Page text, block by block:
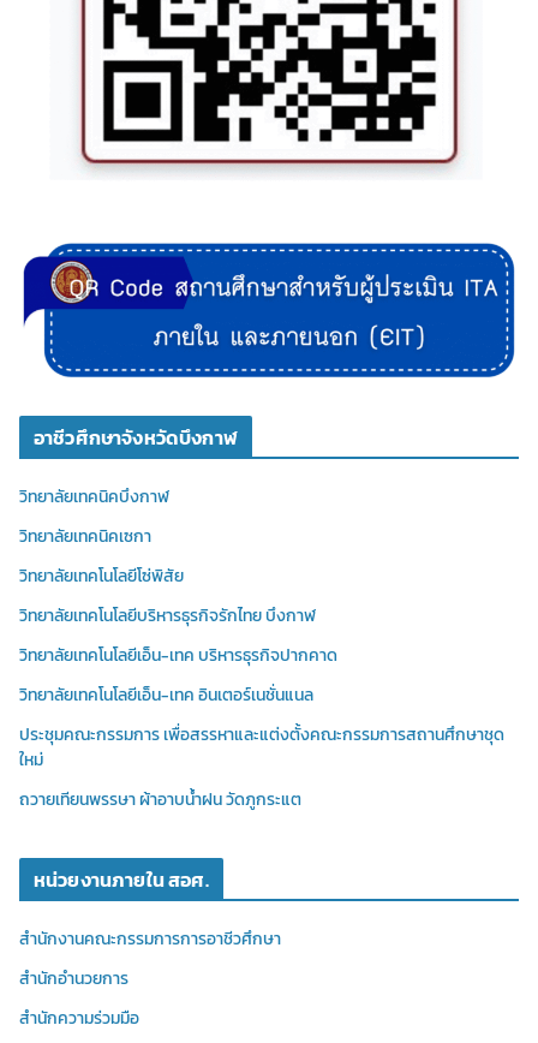
อาชีวศึกษาจังหวัดบึงกาฬ
วิทยาลัยเทคนิคบึงกาฬ
วิทยาลัยเทคนิคเซกา
วิทยาลัยเทคโนโลยีโซ่พิสัย
วิทยาลัยเทคโนโลยีบริหารธุรกิจรักไทย บึงกาฬ
วิทยาลัยเทคโนโลยีเอ็น-เทค บริหารธุรกิจปากคาด
วิทยาลัยเทคโนโลยีเอ็น-เทค อินเตอร์เนชั่นแนล
ประชุมคณะกรรมการ เพื่อสรรหาและแต่งตั้งคณะกรรมการสถานศึกษาชุด
ใหม่
ถวายเทียนพรรษา ผ้าอาบน้ำฝน วัดภูกระแต
หน่วยงานภายใน สอศ.
สำนักงานคณะกรรมการการอาชีวศึกษา
สำนักอำนวยการ
สำนักความร่วมมือ